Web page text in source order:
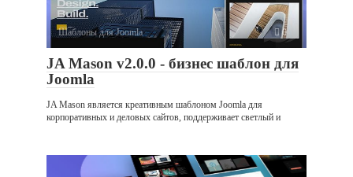
Шаблоны для Joomla 0
JA Mason v2.0.0 - бизнес шаблон для
Joomla
JA Mason является креативным шаблоном Joomla для
корпоративных и деловых сайтов, поддерживает светлый и